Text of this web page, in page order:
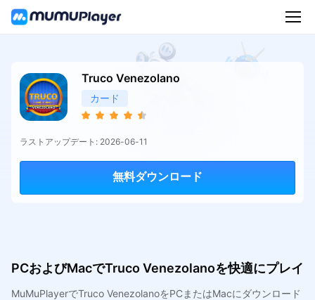
Truco Venezolano
カード
ラストアップデート: 2026-06-11
無料ダウンロード
PCおよびMacでTruco Venezolanoを快適にプレイ
MuMuPlayerでTruco VenezolanoをPCまたはMacにダウンロード